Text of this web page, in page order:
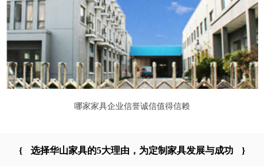
哪家家具企业信誉诚信值得信赖
{ 选择华山家具的5大理由，为定制家具发展与成功 }